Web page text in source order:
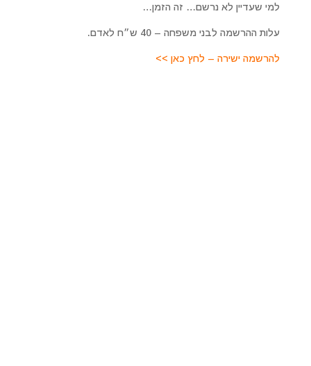
למי שעדיין לא נרשם… זה הזמן…
עלות ההרשמה לבני משפחה – 40 ש״ח לאדם.
להרשמה ישירה – לחץ כאן >>